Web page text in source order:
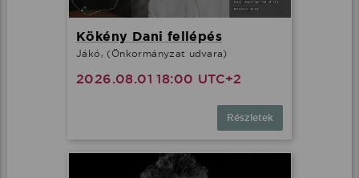
Kökény Dani fellépés
Jákó, (Önkormányzat udvara)
2026.08.01 18:00 UTC+2
Részletek